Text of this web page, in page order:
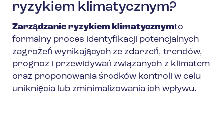
ryzykiem klimatycznym?
Zarządzanie ryzykiem klimatycznymto
formalny proces identyfikacji potencjalnych
zagrożeń wynikających ze zdarzeń, trendów,
prognoz i przewidywań związanych z klimatem
oraz proponowania środków kontroli w celu
uniknięcia lub zminimalizowania ich wpływu.